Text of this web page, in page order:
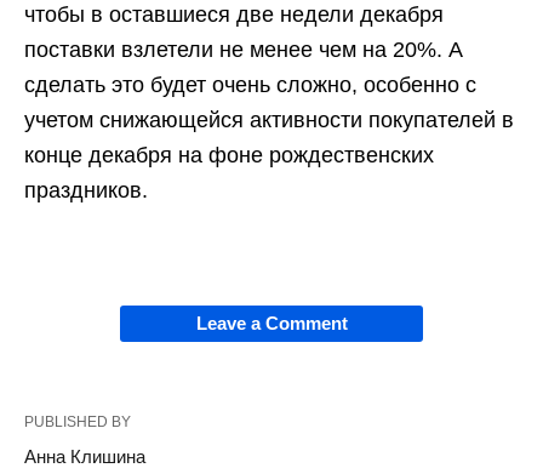
чтобы в оставшиеся две недели декабря
поставки взлетели не менее чем на 20%. А
сделать это будет очень сложно, особенно с
учетом снижающейся активности покупателей в
конце декабря на фоне рождественских
праздников.
Leave a Comment
PUBLISHED BY
Анна Клишина